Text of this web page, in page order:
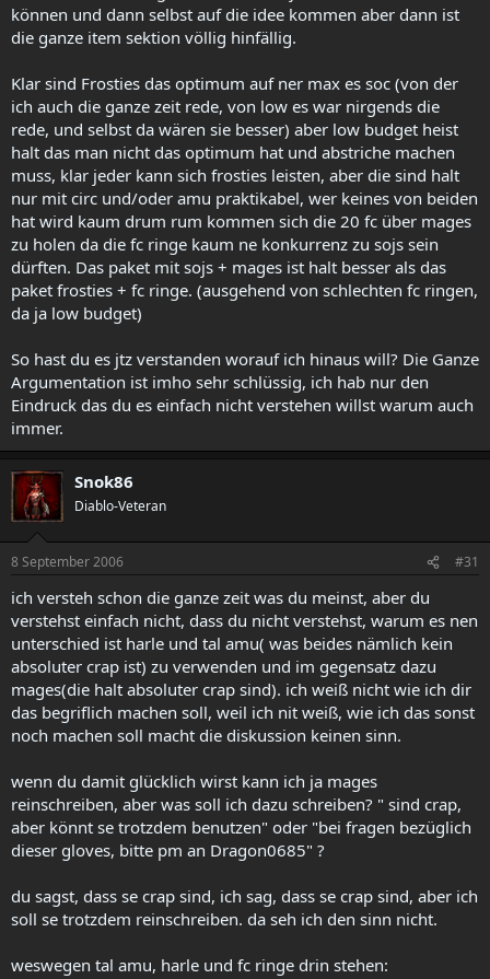
können und dann selbst auf die idee kommen aber dann ist
die ganze item sektion völlig hinfällig.
Klar sind Frosties das optimum auf ner max es soc (von der
ich auch die ganze zeit rede, von low es war nirgends die
rede, und selbst da wären sie besser) aber low budget heist
halt das man nicht das optimum hat und abstriche machen
muss, klar jeder kann sich frosties leisten, aber die sind halt
nur mit circ und/oder amu praktikabel, wer keines von beiden
hat wird kaum drum rum kommen sich die 20 fc über mages
zu holen da die fc ringe kaum ne konkurrenz zu sojs sein
dürften. Das paket mit sojs + mages ist halt besser als das
paket frosties + fc ringe. (ausgehend von schlechten fc ringen,
da ja low budget)
So hast du es jtz verstanden worauf ich hinaus will? Die Ganze
Argumentation ist imho sehr schlüssig, ich hab nur den
Eindruck das du es einfach nicht verstehen willst warum auch
immer.
Snok86
Diablo-Veteran
8 September 2006 #31
ich versteh schon die ganze zeit was du meinst, aber du
verstehst einfach nicht, dass du nicht verstehst, warum es nen
unterschied ist harle und tal amu( was beides nämlich kein
absoluter crap ist) zu verwenden und im gegensatz dazu
mages(die halt absoluter crap sind). ich weiß nicht wie ich dir
das begriflich machen soll, weil ich nit weiß, wie ich das sonst
noch machen soll macht die diskussion keinen sinn.
wenn du damit glücklich wirst kann ich ja mages
reinschreiben, aber was soll ich dazu schreiben? " sind crap,
aber könnt se trotzdem benutzen" oder "bei fragen bezüglich
dieser gloves, bitte pm an Dragon0685" ?
du sagst, dass se crap sind, ich sag, dass se crap sind, aber ich
soll se trotzdem reinschreiben. da seh ich den sinn nicht.
weswegen tal amu, harle und fc ringe drin stehen: